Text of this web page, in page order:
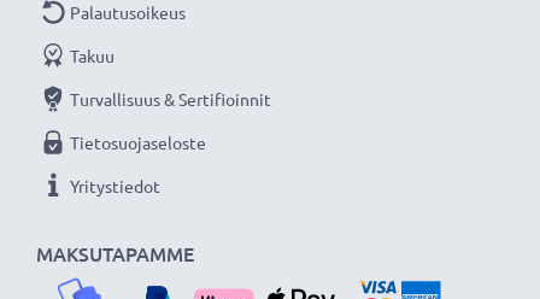
MAKSUTAPAMME
Palautusoikeus
Takuu
Turvallisuus & Sertifioinnit
Tietosuojaseloste
Yritystiedot